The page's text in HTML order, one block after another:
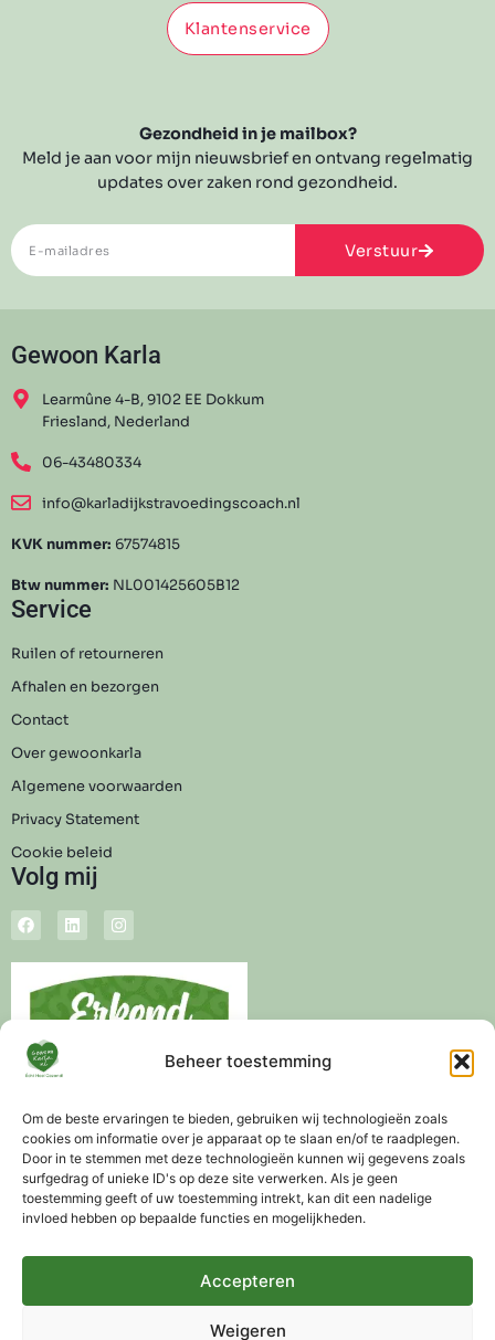
Beheer toestemming
Om de beste ervaringen te bieden, gebruiken wij technologieën zoals
cookies om informatie over je apparaat op te slaan en/of te raadplegen.
Door in te stemmen met deze technologieën kunnen wij gegevens zoals
surfgedrag of unieke ID's op deze site verwerken. Als je geen
toestemming geeft of uw toestemming intrekt, kan dit een nadelige
invloed hebben op bepaalde functies en mogelijkheden.
Accepteren
Weigeren
Klantenservice
Gezondheid in je mailbox?
Meld je aan voor mijn nieuwsbrief en ontvang regelmatig
updates over zaken rond gezondheid.
Verstuur
Gewoon Karla
Learmûne 4-B, 9102 EE Dokkum
Friesland, Nederland
06-43480334
info@karladijkstravoedingscoach.nl
KVK nummer: 67574815
Btw nummer: NL001425605B12
Service
Ruilen of retourneren
Afhalen en bezorgen
Contact
Over gewoonkarla
Algemene voorwaarden
Privacy Statement
Cookie beleid
Volg mij